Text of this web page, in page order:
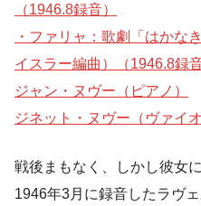
（1946.8録音）
・ファリャ：歌劇「はかな
イスラー編曲）（1946.8録音
ジャン・ヌヴー（ピアノ）
ジネット・ヌヴー（ヴァイオ
戦後まもなく、しかし彼女
1946年3月に録音したラヴ